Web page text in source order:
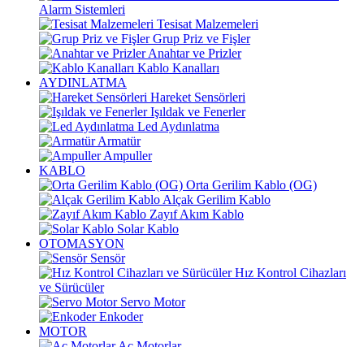
Alarm Sistemleri
Tesisat Malzemeleri
Grup Priz ve Fişler
Anahtar ve Prizler
Kablo Kanalları
AYDINLATMA
Hareket Sensörleri
Işıldak ve Fenerler
Led Aydınlatma
Armatür
Ampuller
KABLO
Orta Gerilim Kablo (OG)
Alçak Gerilim Kablo
Zayıf Akım Kablo
Solar Kablo
OTOMASYON
Sensör
Hız Kontrol Cihazları
ve Sürücüler
Servo Motor
Enkoder
MOTOR